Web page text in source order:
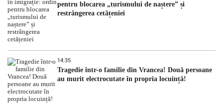
pentru blocarea „turismului de naștere” și
restrângerea cetățeniei
14:35
Tragedie într-o familie din Vrancea! Două persoane
au murit electrocutate în propria locuință!